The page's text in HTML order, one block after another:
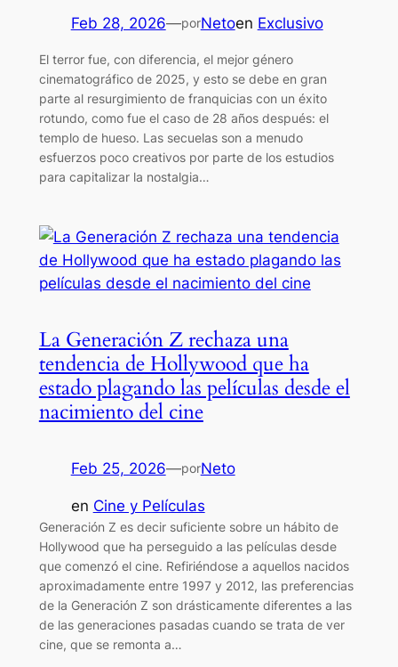
Feb 28, 2026—porNetoen Exclusivo
El terror fue, con diferencia, el mejor género
cinematográfico de 2025, y esto se debe en gran
parte al resurgimiento de franquicias con un éxito
rotundo, como fue el caso de 28 años después: el
templo de hueso. Las secuelas son a menudo
esfuerzos poco creativos por parte de los estudios
para capitalizar la nostalgia…
La Generación Z rechaza una
tendencia de Hollywood que ha
estado plagando las películas desde el
nacimiento del cine
Feb 25, 2026—porNeto
en Cine y Películas
Generación Z es decir suficiente sobre un hábito de
Hollywood que ha perseguido a las películas desde
que comenzó el cine. Refiriéndose a aquellos nacidos
aproximadamente entre 1997 y 2012, las preferencias
de la Generación Z son drásticamente diferentes a las
de las generaciones pasadas cuando se trata de ver
cine, que se remonta a…